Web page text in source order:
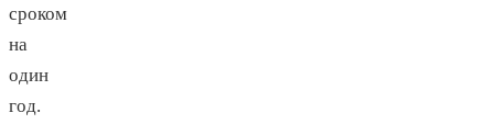
сроком
на
один
год.